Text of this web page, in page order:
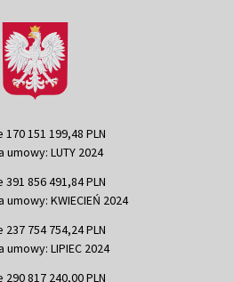
151 199,48 PLN
LUTY 2024
856 491,84 PLN
KWIECIEŃ 2024
754 754,24 PLN
LIPIEC 2024
817 240,00 PLN